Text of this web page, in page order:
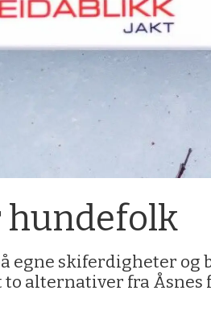
hundefolk
egne skiferdigheter
alternativer fra Åsnes